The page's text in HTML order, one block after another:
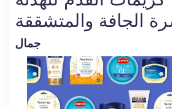
الجافة والمتشققة
جمال